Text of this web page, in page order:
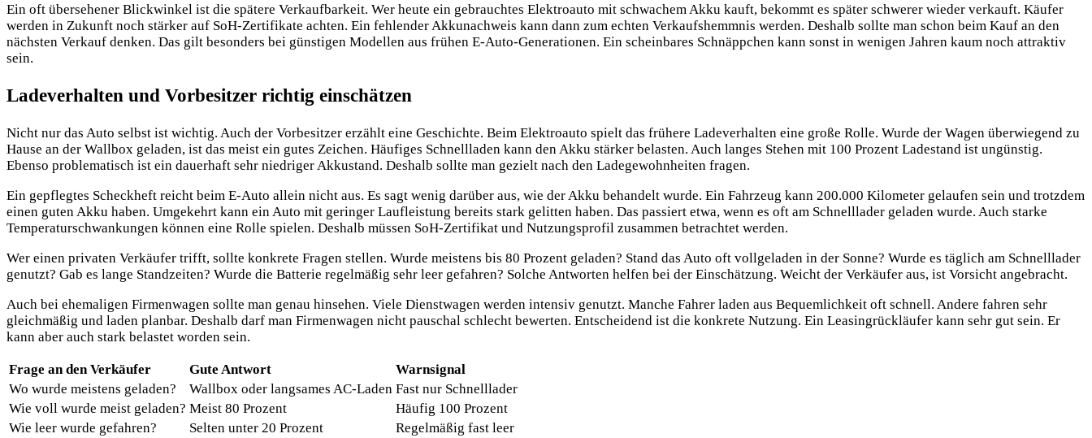
Ein oft übersehener Blickwinkel ist die spätere Verkaufbarkeit. Wer heute ein gebrauchtes Elektroauto mit schwachem Akku kauft, bekommt es später schwerer wieder verkauft. Käufer
werden in Zukunft noch stärker auf SoH-Zertifikate achten. Ein fehlender Akkunachweis kann dann zum echten Verkaufshemmnis werden. Deshalb sollte man schon beim Kauf an den
nächsten Verkauf denken. Das gilt besonders bei günstigen Modellen aus frühen E-Auto-Generationen. Ein scheinbares Schnäppchen kann sonst in wenigen Jahren kaum noch attraktiv
sein.
Ladeverhalten und Vorbesitzer richtig einschätzen
Nicht nur das Auto selbst ist wichtig. Auch der Vorbesitzer erzählt eine Geschichte. Beim Elektroauto spielt das frühere Ladeverhalten eine große Rolle. Wurde der Wagen überwiegend zu
Hause an der Wallbox geladen, ist das meist ein gutes Zeichen. Häufiges Schnellladen kann den Akku stärker belasten. Auch langes Stehen mit 100 Prozent Ladestand ist ungünstig.
Ebenso problematisch ist ein dauerhaft sehr niedriger Akkustand. Deshalb sollte man gezielt nach den Ladegewohnheiten fragen.
Ein gepflegtes Scheckheft reicht beim E-Auto allein nicht aus. Es sagt wenig darüber aus, wie der Akku behandelt wurde. Ein Fahrzeug kann 200.000 Kilometer gelaufen sein und trotzdem
einen guten Akku haben. Umgekehrt kann ein Auto mit geringer Laufleistung bereits stark gelitten haben. Das passiert etwa, wenn es oft am Schnelllader geladen wurde. Auch starke
Temperaturschwankungen können eine Rolle spielen. Deshalb müssen SoH-Zertifikat und Nutzungsprofil zusammen betrachtet werden.
Wer einen privaten Verkäufer trifft, sollte konkrete Fragen stellen. Wurde meistens bis 80 Prozent geladen? Stand das Auto oft vollgeladen in der Sonne? Wurde es täglich am Schnelllader
genutzt? Gab es lange Standzeiten? Wurde die Batterie regelmäßig sehr leer gefahren? Solche Antworten helfen bei der Einschätzung. Weicht der Verkäufer aus, ist Vorsicht angebracht.
Auch bei ehemaligen Firmenwagen sollte man genau hinsehen. Viele Dienstwagen werden intensiv genutzt. Manche Fahrer laden aus Bequemlichkeit oft schnell. Andere fahren sehr
gleichmäßig und laden planbar. Deshalb darf man Firmenwagen nicht pauschal schlecht bewerten. Entscheidend ist die konkrete Nutzung. Ein Leasingrückläufer kann sehr gut sein. Er
kann aber auch stark belastet worden sein.
Frage an den Verkäufer Gute Antwort
Warnsignal
Wo wurde meistens geladen?
Wallbox oder langsames AC-Laden Fast nur Schnelllader
Wie voll wurde meist geladen? Meist 80 Prozent
Häufig 100 Prozent
Wie leer wurde gefahren?
Selten unter 20 Prozent
Regelmäßig fast leer